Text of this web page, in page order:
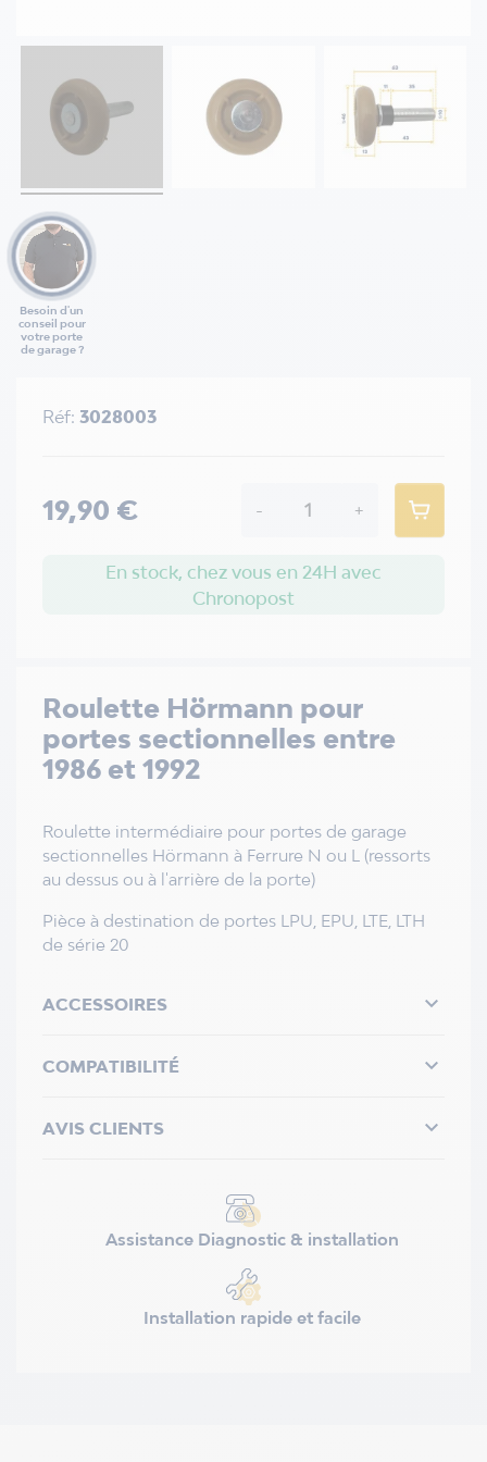
Besoin d'un
conseil pour
votre porte
de garage ?
Roulette Hörmann pour
portes sectionnelles entre
1986 et 1992
Roulette intermédiaire pour portes de garage
sectionnelles Hörmann à Ferrure N ou L (ressorts
au dessus ou à l'arrière de la porte)
Pièce à destination de portes LPU, EPU, LTE, LTH
de série 20
ACCESSOIRES 
COMPATIBILITÉ 
AVIS CLIENTS 
Assistance Diagnostic & installation
Installation rapide et facile
Réf: 3028003
19,90 € - +
En stock, chez vous en 24H avec
Chronopost